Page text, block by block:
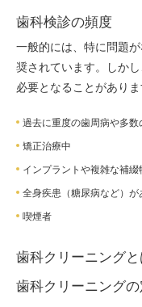
歯科検診の頻度
一般的には、特に問題
奨されています。しか
必要となることがありま
過去に重度の歯周病や多数
矯正治療中
インプラントや複雑な補
全身疾患（糖尿病など）が
喫煙者
歯科クリーニングと
歯科クリーニング